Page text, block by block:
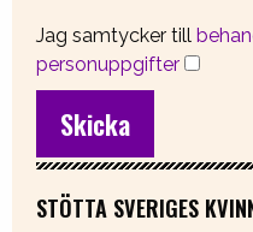
Jag samtycker till
personuppgifter
STÖTTA SVERIGES